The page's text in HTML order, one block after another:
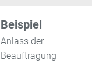
Beispiel
Anlass der
Beauftragung